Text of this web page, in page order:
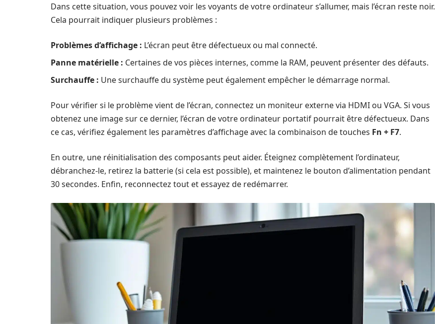
Dans cette situation, vous pouvez voir les voyants de votre ordinateur s’allumer, mais l’écran reste noir.
Cela pourrait indiquer plusieurs problèmes :
Problèmes d’affichage : L’écran peut être défectueux ou mal connecté.
Panne matérielle : Certaines de vos pièces internes, comme la RAM, peuvent présenter des défauts.
Surchauffe : Une surchauffe du système peut également empêcher le démarrage normal.
Pour vérifier si le problème vient de l’écran, connectez un moniteur externe via HDMI ou VGA. Si vous
obtenez une image sur ce dernier, l’écran de votre ordinateur portatif pourrait être défectueux. Dans
ce cas, vérifiez également les paramètres d’affichage avec la combinaison de touches Fn + F7.
En outre, une réinitialisation des composants peut aider. Éteignez complètement l’ordinateur,
débranchez-le, retirez la batterie (si cela est possible), et maintenez le bouton d’alimentation pendant
30 secondes. Enfin, reconnectez tout et essayez de redémarrer.